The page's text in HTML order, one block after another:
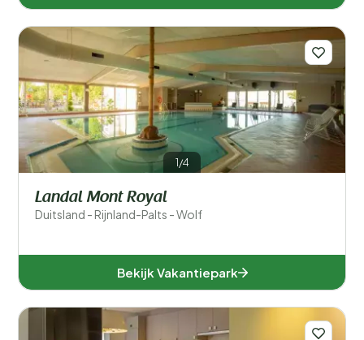
1/4
Landal Mont Royal
Duitsland - Rijnland-Palts - Wolf
Bekijk Vakantiepark